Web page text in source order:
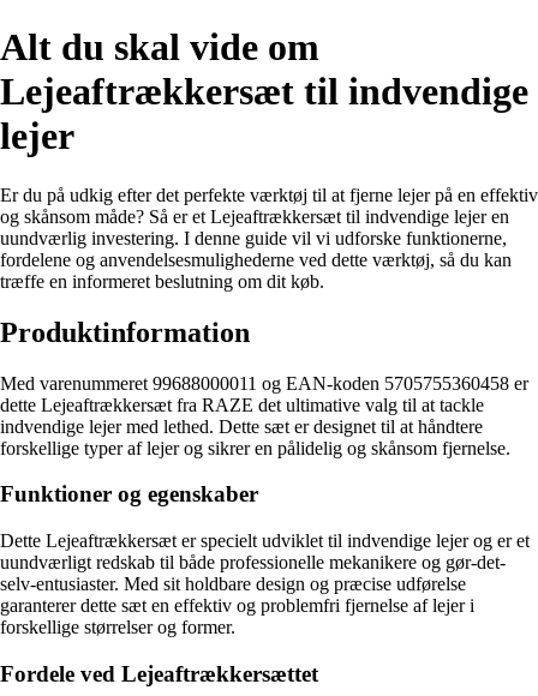
Alt du skal vide om
Lejeaftrækkersæt til indvendige
lejer
Er du på udkig efter det perfekte værktøj til at fjerne lejer på en effektiv
og skånsom måde? Så er et Lejeaftrækkersæt til indvendige lejer en
uundværlig investering. I denne guide vil vi udforske funktionerne,
fordelene og anvendelsesmulighederne ved dette værktøj, så du kan
træffe en informeret beslutning om dit køb.
Produktinformation
Med varenummeret 99688000011 og EAN-koden 5705755360458 er
dette Lejeaftrækkersæt fra RAZE det ultimative valg til at tackle
indvendige lejer med lethed. Dette sæt er designet til at håndtere
forskellige typer af lejer og sikrer en pålidelig og skånsom fjernelse.
Funktioner og egenskaber
Dette Lejeaftrækkersæt er specielt udviklet til indvendige lejer og er et
uundværligt redskab til både professionelle mekanikere og gør-det-
selv-entusiaster. Med sit holdbare design og præcise udførelse
garanterer dette sæt en effektiv og problemfri fjernelse af lejer i
forskellige størrelser og former.
Fordele ved Lejeaftrækkersættet